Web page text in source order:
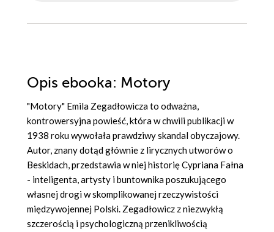
Opis ebooka: Motory
"Motory" Emila Zegadłowicza to odważna,
kontrowersyjna powieść, która w chwili publikacji w
1938 roku wywołała prawdziwy skandal obyczajowy.
Autor, znany dotąd głównie z lirycznych utworów o
Beskidach, przedstawia w niej historię Cypriana Fałna
- inteligenta, artysty i buntownika poszukującego
własnej drogi w skomplikowanej rzeczywistości
międzywojennej Polski. Zegadłowicz z niezwykłą
szczerością i psychologiczną przenikliwością